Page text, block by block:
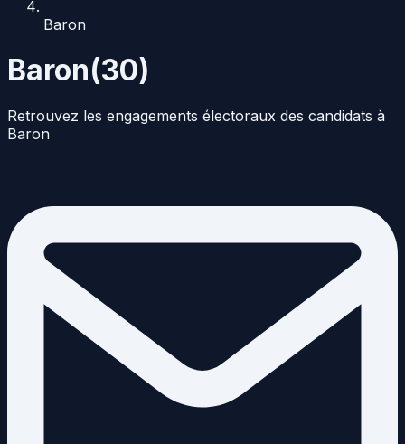
Baron
Baron(30)
Retrouvez les engagements électoraux des candidats à
Baron